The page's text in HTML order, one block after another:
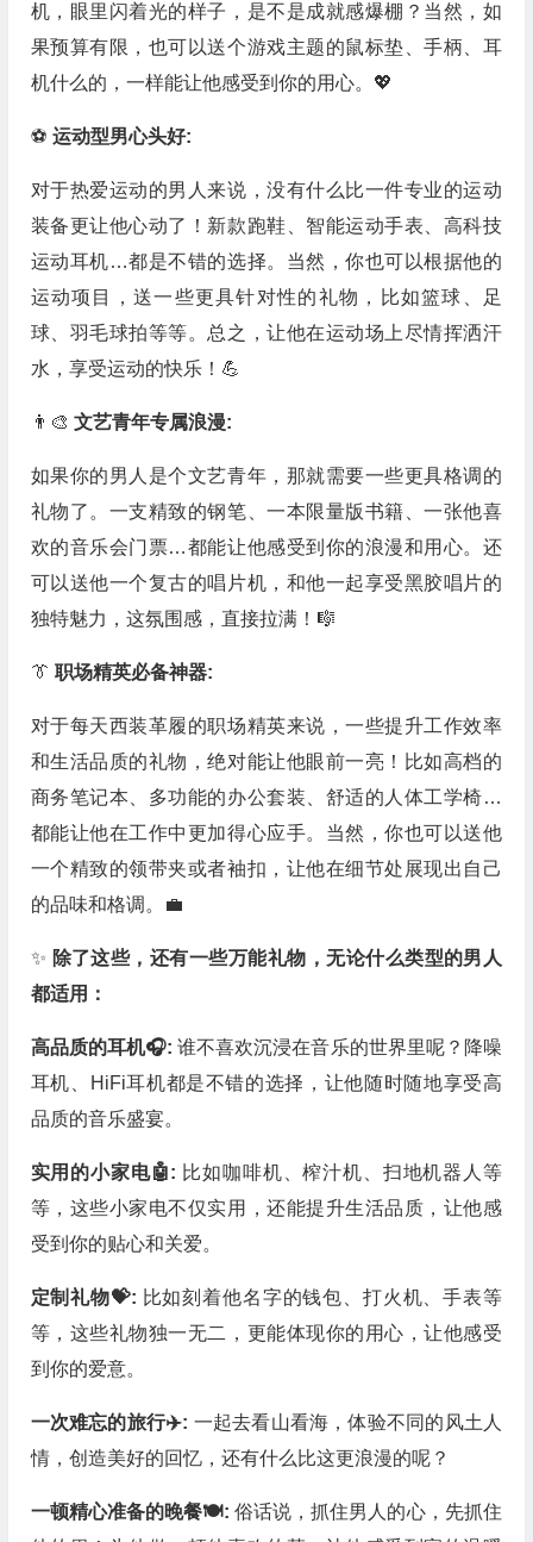
机，眼里闪着光的样子，是不是成就感爆棚？当然，如
果预算有限，也可以送个游戏主题的鼠标垫、手柄、耳
机什么的，一样能让他感受到你的用心。💖
⚽ 运动型男心头好:
对于热爱运动的男人来说，没有什么比一件专业的运动
装备更让他心动了！新款跑鞋、智能运动手表、高科技
运动耳机…都是不错的选择。当然，你也可以根据他的
运动项目，送一些更具针对性的礼物，比如篮球、足
球、羽毛球拍等等。总之，让他在运动场上尽情挥洒汗
水，享受运动的快乐！💪
👨‍🎨 文艺青年专属浪漫:
如果你的男人是个文艺青年，那就需要一些更具格调的
礼物了。一支精致的钢笔、一本限量版书籍、一张他喜
欢的音乐会门票…都能让他感受到你的浪漫和用心。还
可以送他一个复古的唱片机，和他一起享受黑胶唱片的
独特魅力，这氛围感，直接拉满！🎼
👔 职场精英必备神器:
对于每天西装革履的职场精英来说，一些提升工作效率
和生活品质的礼物，绝对能让他眼前一亮！比如高档的
商务笔记本、多功能的办公套装、舒适的人体工学椅…
都能让他在工作中更加得心应手。当然，你也可以送他
一个精致的领带夹或者袖扣，让他在细节处展现出自己
的品味和格调。💼
✨ 除了这些，还有一些万能礼物，无论什么类型的男人
都适用：
高品质的耳机🎧:谁不喜欢沉浸在音乐的世界里呢？降噪
耳机、HiFi耳机都是不错的选择，让他随时随地享受高
品质的音乐盛宴。
实用的小家电🤖: 比如咖啡机、榨汁机、扫地机器人等
等，这些小家电不仅实用，还能提升生活品质，让他感
受到你的贴心和关爱。
定制礼物💝: 比如刻着他名字的钱包、打火机、手表等
等，这些礼物独一无二，更能体现你的用心，让他感受
到你的爱意。
一次难忘的旅行✈️: 一起去看山看海，体验不同的风土人
情，创造美好的回忆，还有什么比这更浪漫的呢？
一顿精心准备的晚餐🍽️: 俗话说，抓住男人的心，先抓住